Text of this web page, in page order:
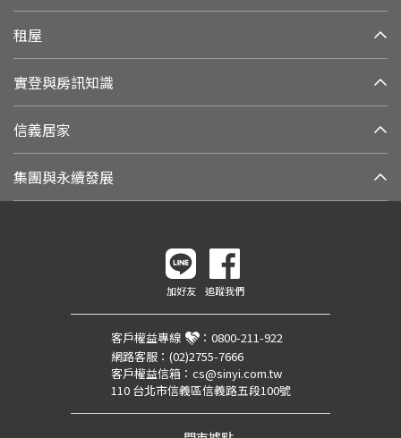
租屋
實登與房訊知識
信義居家
集團與永續發展
加好友 追蹤我們
客戶權益專線 ： 0800-211-922
網路客服： (02)2755-7666
客戶權益信箱： cs@sinyi.com.tw
110 台北市信義區信義路五段100號